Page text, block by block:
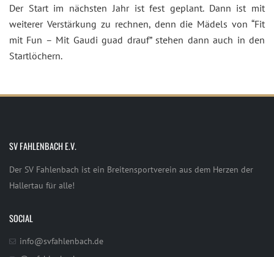
Der Start im nächsten Jahr ist fest geplant. Dann ist mit
weiterer Verstärkung zu rechnen, denn die Mädels von “Fit
mit Fun – Mit Gaudi guad drauf” stehen dann auch in den
Startlöchern.
SV FAHLENBACH E.V.
Der SV Fahlenbach ist ein Breitensportverein aus dem Herzen der
Hallertau für alle!
SOCIAL
info@svfahlenbach.de